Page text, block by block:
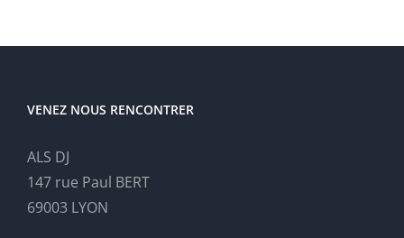
VENEZ NOUS RENCONTRER
ALS DJ
147 rue Paul BERT
69003 LYON